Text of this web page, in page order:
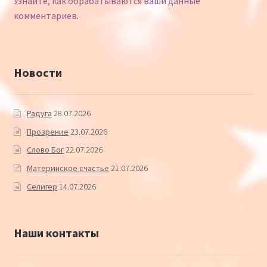
комментариев.
Новости
Радуга 28.07.2026
Прозрение 23.07.2026
Слово Бог22.07.2026
Материнское счастье 21.07.2026
Селигер 14.07.2026
Наши контакты